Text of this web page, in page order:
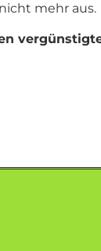
mehr aus.